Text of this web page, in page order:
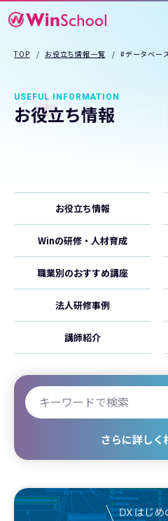
TOP お役立ち情報一覧 #データベー
USEFUL INFORMATION
お役立ち情報
お役立ち情報
Winの研修・人材育成
職業別のおすすめ講座
法人研修事例
講師紹介
さらに詳しく